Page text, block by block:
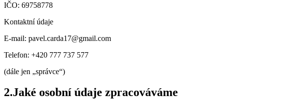
IČO: 69758778
Kontaktní údaje
E-mail: pavel.carda17@gmail.com
Telefon: +420 777 737 577
(dále jen „správce“)
2.Jaké osobní údaje zpracováváme